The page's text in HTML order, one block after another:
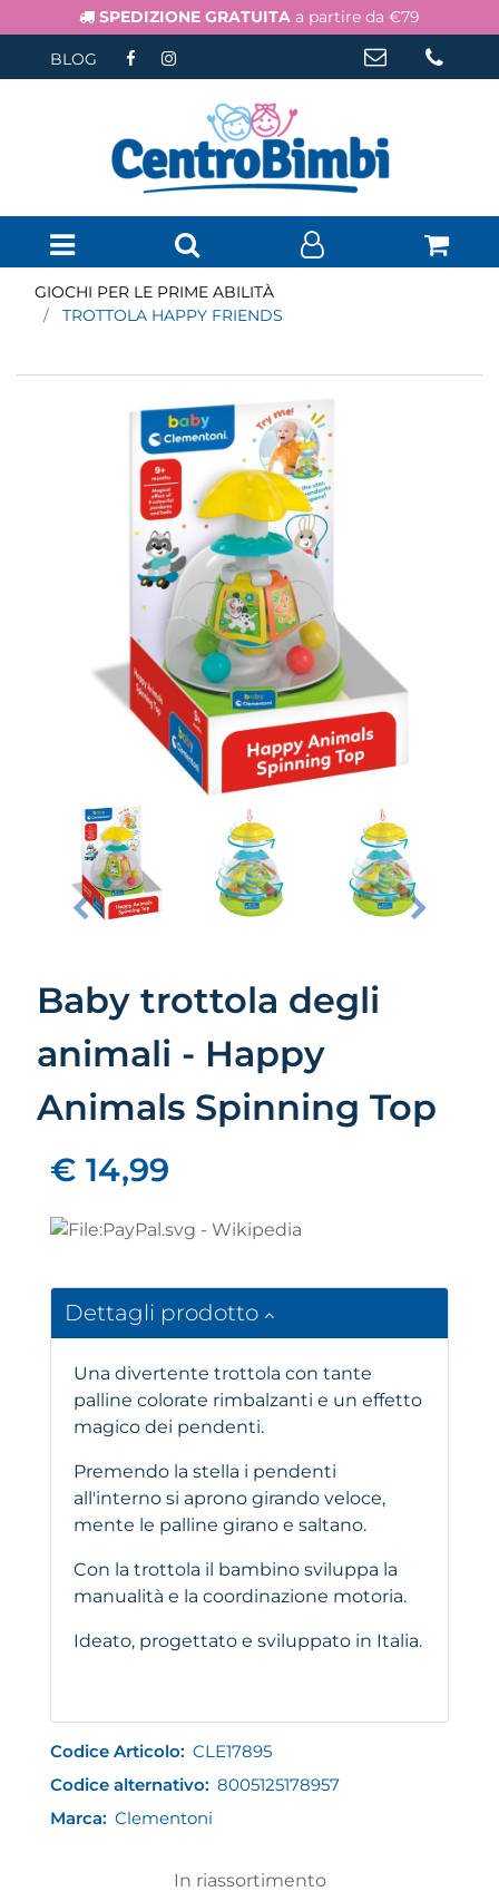
SPEDIZIONE GRATUITA a partire da €79
BLOG
Open menu
GIOCHI PER LE PRIME ABILITÀ
TROTTOLA HAPPY FRIENDS
Baby trottola degli
animali - Happy
Animals Spinning Top
€ 14,99
Dettagli prodotto
Una divertente trottola con tante
palline colorate rimbalzanti e un effetto
magico dei pendenti.
Premendo la stella i pendenti
all'interno si aprono girando veloce,
mente le palline girano e saltano.
Con la trottola il bambino sviluppa la
manualità e la coordinazione motoria.
Ideato, progettato e sviluppato in Italia.
Codice Articolo: CLE17895
Codice alternativo: 8005125178957
Marca: Clementoni
In riassortimento